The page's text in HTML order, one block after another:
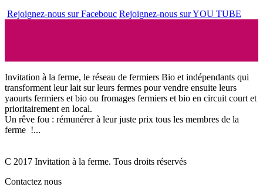
Rejoignez-nous sur Facebouc Rejoignez-nous sur YOU TUBE
Invitation à la ferme, le réseau de fermiers Bio et indépendants qui
transforment leur lait sur leurs fermes pour vendre ensuite leurs
yaourts fermiers et bio ou fromages fermiers et bio en circuit court et
prioritairement en local.
Un rêve fou : rémunérer à leur juste prix tous les membres de la
ferme !...
C 2017 Invitation à la ferme. Tous droits réservés
Contactez nous